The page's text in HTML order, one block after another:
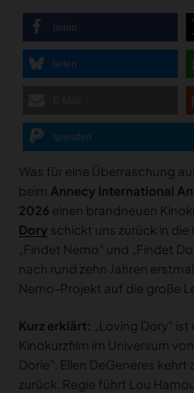
teilen
teilen
spenden
Was für eine Überraschung
beim Annecy International
2026 einen brandneuen
Dory schickt uns zurück in
„Findet Nemo” und „Findet
nach rund zehn Jahren
Nemo-Projekt auf die große
Kurz erklärt: „Loving Dory” ist
Kinokurzfilm im Universum
Dorie”. Ellen DeGeneres
zurück. Regie führt Lou